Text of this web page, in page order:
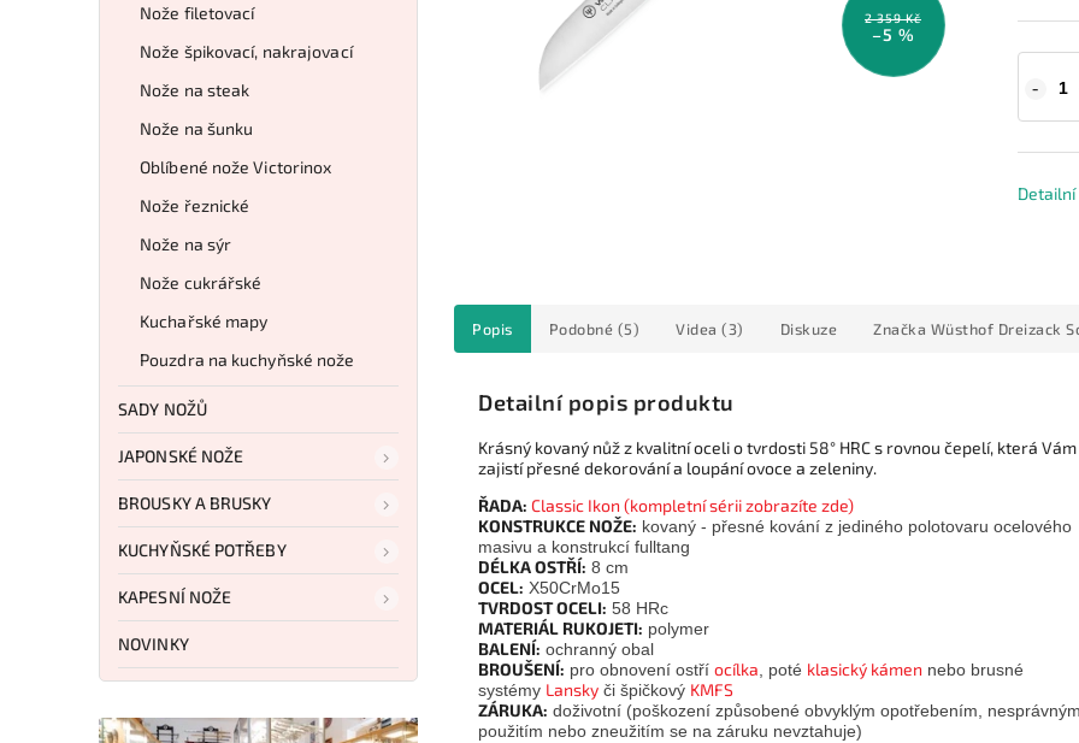
Nože filetovací
Nože špikovací, nakrajovací
Nože na steak
Nože na šunku
Oblíbené nože Victorinox
Nože řeznické
Nože na sýr
Nože cukrářské
Kuchařské mapy
Pouzdra na kuchyňské nože
SADY NOŽŮ
JAPONSKÉ NOŽE
BROUSKY A BRUSKY
KUCHYŇSKÉ POTŘEBY
KAPESNÍ NOŽE
NOVINKY
2 359 Kč
–5 %
Popis Podobné (5) Videa (3) Diskuze Značka Wüsthof Dreizack
Detailní popis produktu
Krásný kovaný nůž z kvalitní oceli o tvrdosti 58° HRC s rovnou čepelí, která Vám
zajistí přesné dekorování a loupání ovoce a zeleniny.
ŘADA: Classic Ikon (kompletní sérii zobrazíte zde)
KONSTRUKCE NOŽE: kovaný - přesné kování z jediného polotovaru ocelového
masivu a konstrukcí fulltang
DÉLKA OSTŘÍ: 8 cm
OCEL: X50CrMo15
TVRDOST OCELI: 58 HRc
MATERIÁL RUKOJETI: polymer
BALENÍ: ochranný obal
BROUŠENÍ: pro obnovení ostří ocílka, poté klasický kámen nebo brusné
systémy Lansky či špičkový KMFS
ZÁRUKA: doživotní (poškození způsobené obvyklým opotřebením, nesprávným
použitím nebo zneužitím se na záruku nevztahuje)